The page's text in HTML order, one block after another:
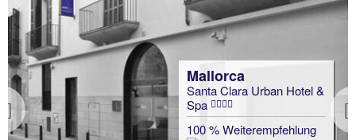
Previous
Mallorca
Santa Clara Urban Hotel &
Spa
100 % Weiterempfehlung